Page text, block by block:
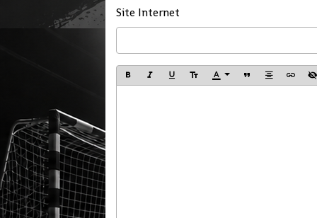
Site Internet